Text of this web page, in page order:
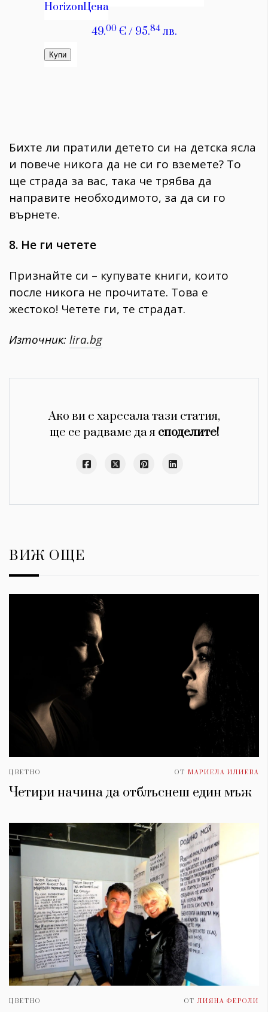
Бихте ли пратили детето си на детска ясла
и повече никога да не си го вземете? То
ще страда за вас, така че трябва да
направите необходимото, за да си го
върнете.
8. Не ги четете
Признайте си – купувате книги, които
после никога не прочитате. Това е
жестоко! Четете ги, те страдат.
Източник: lira.bg
Ако ви е харесала тази статия,
ще се радваме да я споделите!
ВИЖ ОЩЕ
ЦВЕТНО ОТ МАРИЕЛА ИЛИЕВА
Четири начина да отблъснеш един мъж
ЦВЕТНО ОТ ЛИЯНА ФЕРОЛИ